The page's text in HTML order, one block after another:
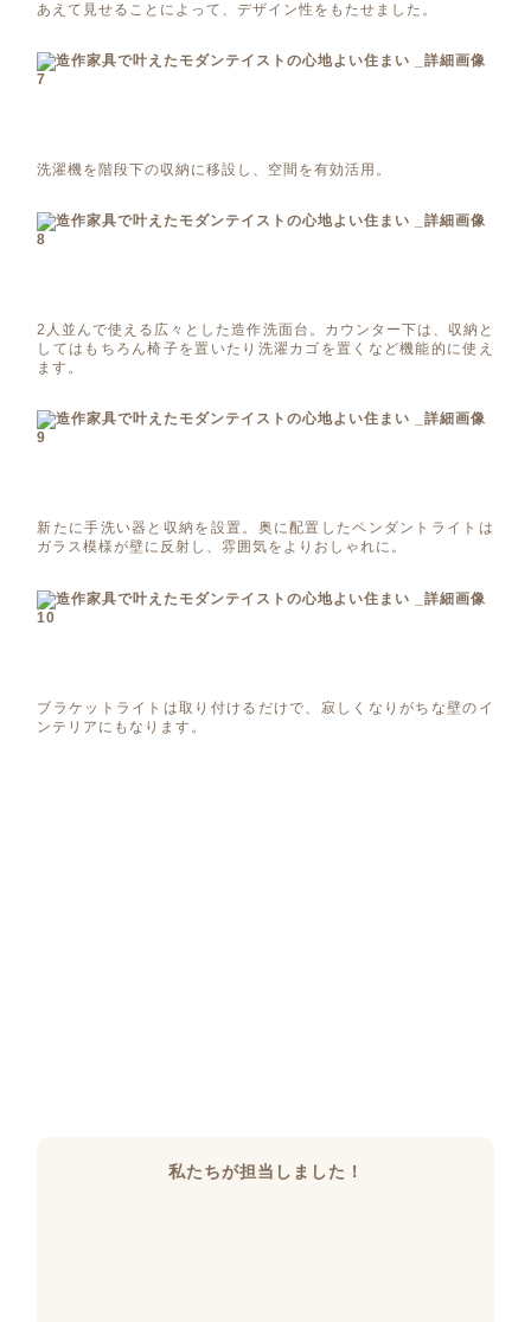
あえて見せることによって、デザイン性をもたせました。
洗濯機を階段下の収納に移設し、空間を有効活用。
2人並んで使える広々とした造作洗面台。カウンター下は、収納と
してはもちろん椅子を置いたり洗濯カゴを置くなど機能的に使え
ます。
新たに手洗い器と収納を設置。奥に配置したペンダントライトは
ガラス模様が壁に反射し、雰囲気をよりおしゃれに。
ブラケットライトは取り付けるだけで、寂しくなりがちな壁のイ
ンテリアにもなります。
私たちが担当しました！